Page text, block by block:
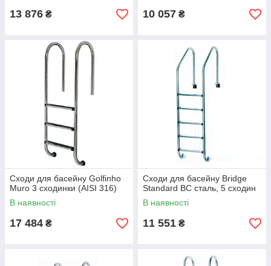
13 876 ₴ 10 057 ₴
Сходи для басейну Golfinho
Muro 3 сходинки (AISI 316)
В наявності
17 484 ₴
Сходи для басейну Bridge
Standard BC сталь, 5 сходин
В наявності
11 551 ₴